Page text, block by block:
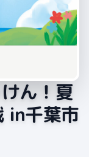
ん！夏
in千葉市